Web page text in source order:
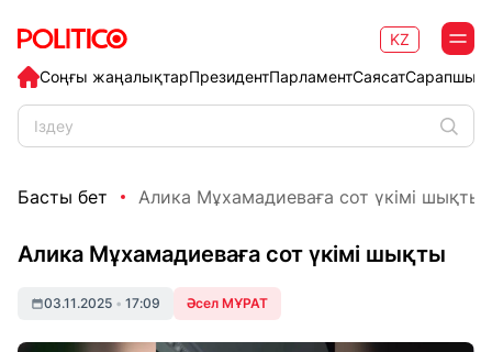
Соңғы жаңалықтарПрезидентПарламентСаясат
KZ
Басты бет Алика Мұхамадиеваға сот үкімі шықты
Алика Мұхамадиеваға сот үкімі шықты
03.11.2025 • 17:09 Әсел МҰРАТ